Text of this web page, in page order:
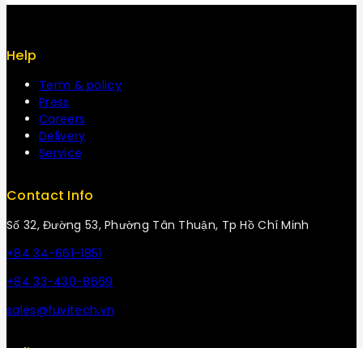
Help
Term & policy
Press
Careers
Delivery
Service
Contact Info
Số 32, Đường 53, Phường Tân Thuận, Tp Hồ Chí Minh
+84 34-661-1851
+84 33-430-8669
sales@fuvitech.vn